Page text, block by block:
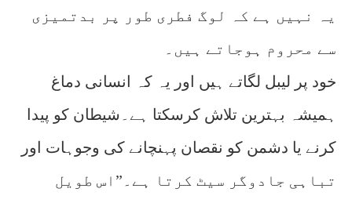
یہ نہیں ہے کہ لوگ فطری طور پر بدتمیزی
سے محروم ہوجاتے ہیں۔
خود پر لیبل لگاتے ہیں اور یہ کہ انسانی دماغ
ہمیشہ بہترین تلاش کرسکتا ہے۔شیطان کو پیدا
کرنے یا دشمن کو نقصان پہنچانے کی وجوہات اور
تباہی جادوگر سیٹ کرتا ہے۔”اس طویل